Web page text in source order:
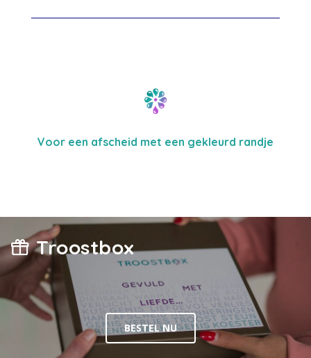
Voor een afscheid met een gekleurd randje
Troostbox
BESTEL NU